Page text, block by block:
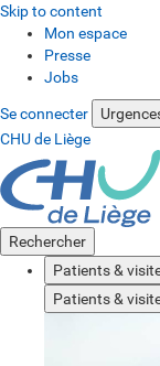
Skip to content
Mon espace
Presse
Jobs
Se connecter
CHU de Liège
Rechercher
Patients &
Patients &